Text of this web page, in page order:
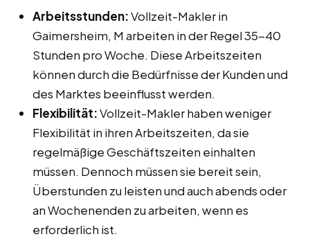
Arbeitsstunden:Vollzeit-Makler in
Gaimersheim, M arbeiten in der Regel 35-40
Stunden pro Woche. Diese Arbeitszeiten
können durch die Bedürfnisse der Kunden und
des Marktes beeinflusst werden.
Flexibilität:Vollzeit-Makler haben weniger
Flexibilität in ihren Arbeitszeiten, da sie
regelmäßige Geschäftszeiten einhalten
müssen. Dennoch müssen sie bereit sein,
Überstunden zu leisten und auch abends oder
an Wochenenden zu arbeiten, wenn es
erforderlich ist.